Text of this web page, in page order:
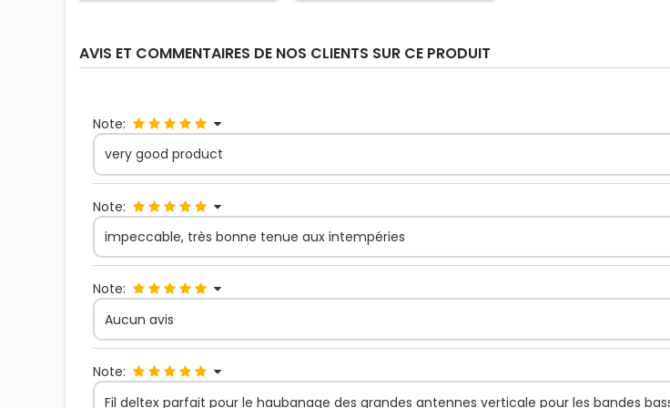
AVIS ET COMMENTAIRES DE NOS CLIENTS SUR CE PRODUIT
Note:
very good product
Note:
impeccable, très bonne tenue aux intempéries
Note:
Aucun avis
Note:
Fil deltex parfait pour le haubanage des grandes antennes verticale pour les bandes